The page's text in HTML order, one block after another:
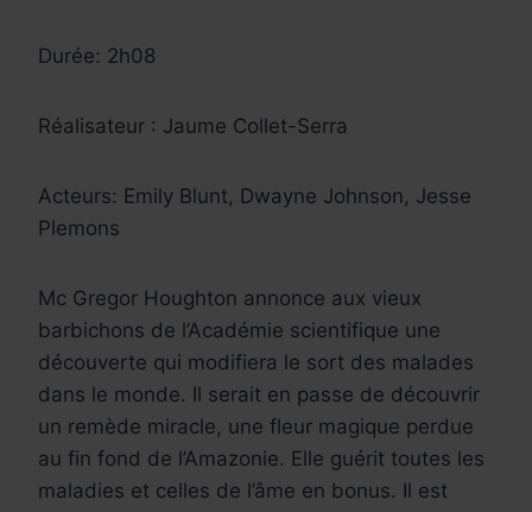
Durée: 2h08
Réalisateur : Jaume Collet-Serra
Acteurs: Emily Blunt, Dwayne Johnson, Jesse
Plemons
Mc Gregor Houghton annonce aux vieux
barbichons de l’Académie scientifique une
découverte qui modifiera le sort des malades
dans le monde. Il serait en passe de découvrir
un remède miracle, une fleur magique perdue
au fin fond de l’Amazonie. Elle guérit toutes les
maladies et celles de l’âme en bonus. Il est